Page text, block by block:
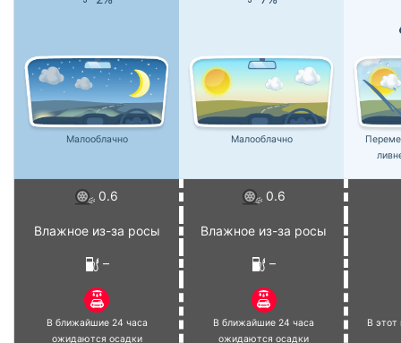
Малооблачно Малооблачно
0.6 0.6
Влажное из-за росы Влажное из-за росы
– –
В ближайшие 24 часа
ожидаются осадки
В ближайшие 24 часа
ожидаются осадки
В